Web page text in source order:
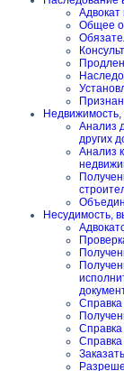
Адвокат
Общее о
Недвижимость,
Анализ
других
Анализ
Несудимость,
Справка
Справка